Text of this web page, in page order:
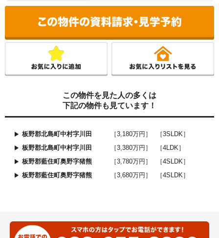
この物件を見た人の多くは
下記の物件も見ています！
板野郡北島町中村字川田 ［3,180万円］
［3SLDK］
板野郡北島町中村字川田
［3,380万円］
［4LDK］
板野郡藍住町奥野字猪熊
［3,780万円］
［4SLDK］
板野郡藍住町奥野字猪熊
［3,680万円］ ［4SLDK］